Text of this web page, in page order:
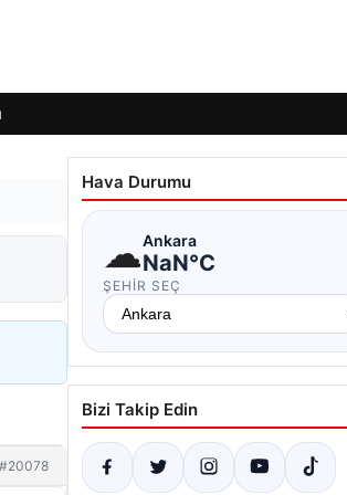
#20078
Hava Durumu
☁Ankara
NaN°C
ŞEHIR SEÇ
Bizi Takip Edin